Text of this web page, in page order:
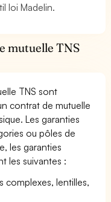
loi Madelin.
mutuelle TNS
TNS sont
contrat de mutuelle
Les garanties
ou pôles de
les garanties
les suivantes :
complexes, lentilles,